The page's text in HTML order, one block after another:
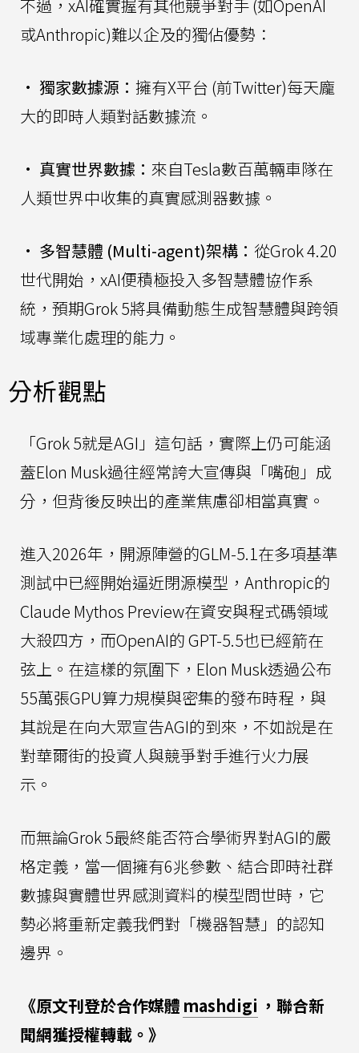
不過，xAI確實握有其他競爭對手 (如OpenAI
或Anthropic)難以企及的獨佔優勢：
• 獨家數據源： 擁有X平台 (前Twitter)每天龐
大的即時人類對話數據流。
• 真實世界數據： 來自Tesla數百萬輛車隊在
人類世界中收集的真實感測器數據。
• 多智慧體 (Multi-agent)架構： 從Grok 4.20
世代開始，xAI便積極投入多智慧體協作系
統，預期Grok 5將具備動態生成智慧體與跨領
域專業化處理的能力。
分析觀點
「Grok 5就是AGI」這句話，實際上仍可能涵
蓋Elon Musk過往經常誇大宣傳與「嘴砲」成
分，但背後反映出的產業焦慮卻相當真實。
進入2026年，開源陣營的GLM-5.1在多項基準
測試中已經開始逼近閉源模型，Anthropic的
Claude Mythos Preview在資安與程式碼領域
大殺四方，而OpenAI的 GPT-5.5也已經箭在
弦上。在這樣的氛圍下，Elon Musk透過公布
55萬張GPU算力規模與密集的發布時程，與
其說是在向大眾宣告AGI的到來，不如說是在
對華爾街的投資人與競爭對手進行火力展
示。
而無論Grok 5最終能否符合學術界對AGI的嚴
格定義，當一個擁有6兆參數、結合即時社群
數據與實體世界感測資料的模型問世時，它
勢必將重新定義我們對「機器智慧」的認知
邊界。
《原文刊登於合作媒體 mashdigi ，聯合新
聞網獲授權轉載。》